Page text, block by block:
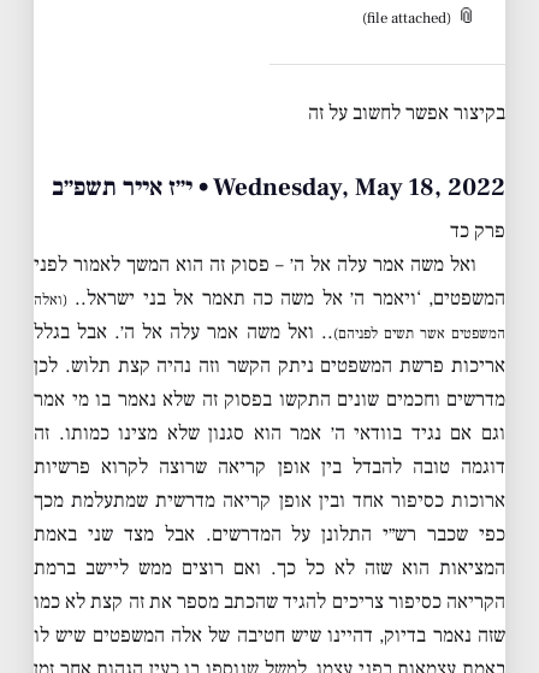
📎
(file attached)
בקיצור אפשר לחשוב על זה
Wednesday, May 18, 2022 • י״ז אייר תשפ״ב
פרק כד
ואל משה אמר עלה אל ה׳ – פסוק זה הוא המשך לאמור לפני
המשפטים, ‘ויאמר ה׳ אל משה כה תאמר אל בני ישראל.. (ואלה
המשפטים אשר תשים לפניהם).. ואל משה אמר עלה אל ה׳. אבל בגלל
אריכות פרשת המשפטים ניתק הקשר וזה נהיה קצת תלוש. לכן
מדרשים וחכמים שונים התקשו בפסוק זה שלא נאמר בו מי אמר
וגם אם נגיד בוודאי ה׳ אמר הוא סגנון שלא מצינו כמותו. זה
דוגמה טובה להבדל בין אופן קריאה שרוצה לקרוא פרשיות
ארוכות כסיפור אחד ובין אופן קריאה מדרשית שמתעלמת מכך
כפי שכבר רש״י התלונן על המדרשים. אבל מצד שני באמת
המציאות הוא שזה לא כל כך. ואם רוצים ממש ליישב ברמת
הקריאה כסיפור צריכים להגיד שהכתב מספר את זה קצת לא כמו
שזה נאמר בדיוק, דהיינו שיש חטיבה של אלה המשפטים שיש לו